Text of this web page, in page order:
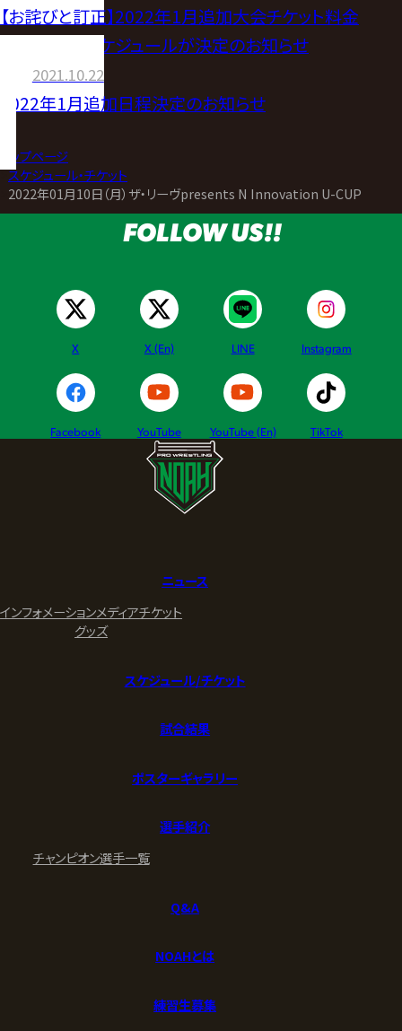
【お詫びと訂正】2022年1月追加大会チケット料金
並びに販売スケジュールが決定のお知らせ
2021.10.22
2022年1月追加日程決定のお知らせ
トップページ
>スケジュール・チケット
2022年01月10日（月）ザ・リーヴpresents N Innovation U-CUP
FOLLOW US!!
X X (En) LINE Instagram
Facebook YouTube YouTube (En) TikTok
ニュース
インフォメーションメディアチケット
グッズ
スケジュール/チケット
試合結果
ポスターギャラリー
選手紹介
チャンピオン選手一覧
Q&A
NOAHとは
練習生募集